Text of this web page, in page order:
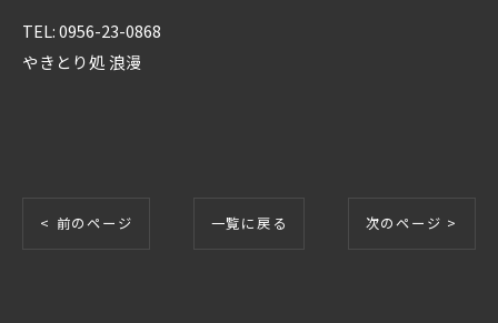
TEL: 0956-23-0868
やきとり処 浪漫
< 前のページ 一覧に戻る 次のページ >